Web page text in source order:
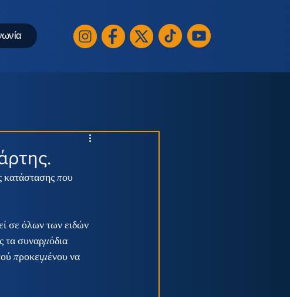
κατάστασης που
σε όλων των ειδών
τα συναρμόδια
προκειμένου να